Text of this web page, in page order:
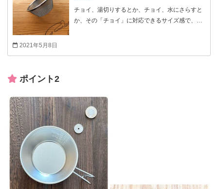
チョイ、湯切りするとか、チョイ、水にさらすと
か、その「チョイ」に対応できるサイズ感で、し
2021年5月8日
ポイント2